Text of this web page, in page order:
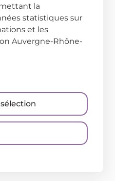
la
statistiques sur
et les
Auvergne-Rhône-